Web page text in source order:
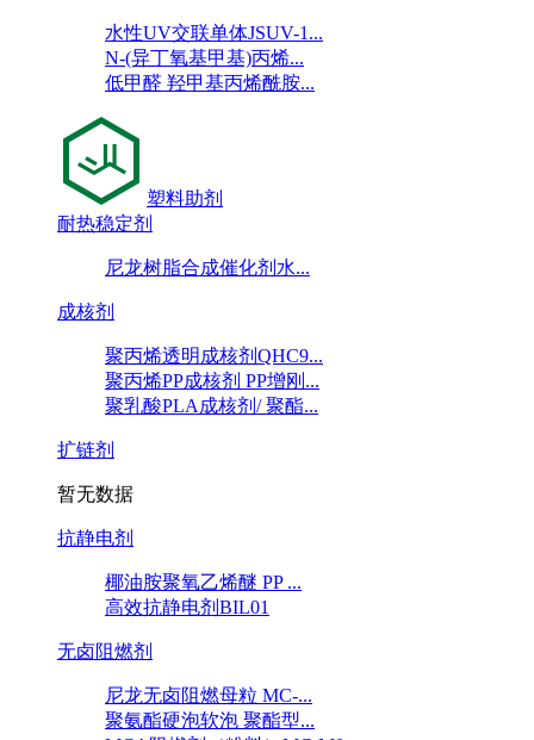
水性UV交联单体JSUV-1...
N-(异丁氧基甲基)丙烯...
低甲醛 羟甲基丙烯酰胺...
塑料助剂
耐热稳定剂
尼龙树脂合成催化剂水...
成核剂
聚丙烯透明成核剂QHC9...
聚丙烯PP成核剂 PP增刚...
聚乳酸PLA成核剂/ 聚酯...
扩链剂
暂无数据
抗静电剂
椰油胺聚氧乙烯醚 PP ...
高效抗静电剂BIL01
无卤阻燃剂
尼龙无卤阻燃母粒 MC-...
聚氨酯硬泡软泡 聚酯型...